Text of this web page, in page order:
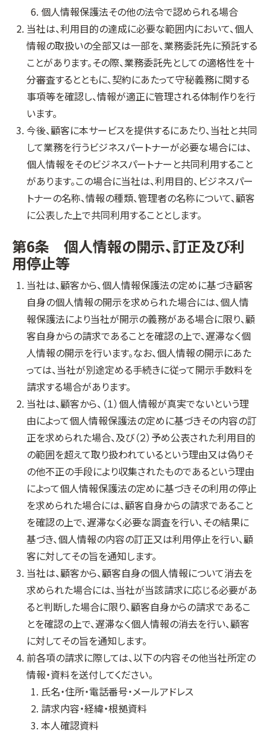
個人情報保護法その他の法令で認められる場合
当社は、利用目的の達成に必要な範囲内において、個人
情報の取扱いの全部又は一部を、業務委託先に預託する
ことがあります。その際、業務委託先としての適格性を十
分審査するとともに、契約にあたって守秘義務に関する
事項等を確認し、情報が適正に管理される体制作りを行
います。
今後、顧客に本サービスを提供するにあたり、当社と共同
して業務を行うビジネスパートナーが必要な場合には、
個人情報をそのビジネスパートナーと共同利用すること
があります。この場合に当社は、利用目的、ビジネスパー
トナーの名称、情報の種類、管理者の名称について、顧客
に公表した上で共同利用することとします。
第6条 個人情報の開示、訂正及び利
用停止等
当社は、顧客から、個人情報保護法の定めに基づき顧客
自身の個人情報の開示を求められた場合には、個人情
報保護法により当社が開示の義務がある場合に限り、顧
客自身からの請求であることを確認の上で、遅滞なく個
人情報の開示を行います。なお、個人情報の開示にあた
っては、当社が別途定める手続きに従って開示手数料を
請求する場合があります。
当社は、顧客から、（１）個人情報が真実でないという理
由によって個人情報保護法の定めに基づきその内容の訂
正を求められた場合、及び（２）予め公表された利用目的
の範囲を超えて取り扱われているという理由又は偽りそ
の他不正の手段により収集されたものであるという理由
によって個人情報保護法の定めに基づきその利用の停止
を求められた場合には、顧客自身からの請求であること
を確認の上で、遅滞なく必要な調査を行い、その結果に
基づき、個人情報の内容の訂正又は利用停止を行い、顧
客に対してその旨を通知します。
当社は、顧客から、顧客自身の個人情報について消去を
求められた場合には、当社が当該請求に応じる必要があ
ると判断した場合に限り、顧客自身からの請求であるこ
とを確認の上で、遅滞なく個人情報の消去を行い、顧客
に対してその旨を通知します。
前各項の請求に際しては、以下の内容その他当社所定の
情報・資料を送付してください。
氏名・住所・電話番号・メールアドレス
請求内容・経緯・根拠資料
本人確認資料